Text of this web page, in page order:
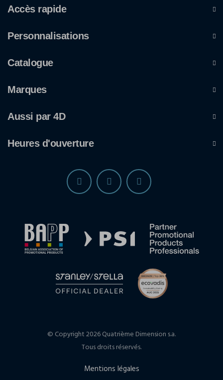
Accès rapide
Personnalisations
Catalogue
Marques
Aussi par 4D
Heures d'ouverture
© Copyright 2026 Quatrième Dimension s.a.
Tous droits réservés.
Mentions légales